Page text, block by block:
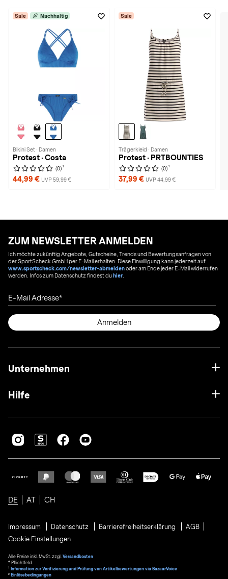
Sale Nachhaltig
Bikini Set · Damen
Protest · Costa
(0) 1
44,99 € UVP 59,99 €
Sale
Trägerkleid · Damen
Protest · PRTBOUNTIES
(0) 1
37,99 € UVP 44,99 €
ZUM NEWSLETTER ANMELDEN
Ich möchte zukünftig Angebote, Gutscheine, Trends und Bewertungsanfragen von
der SportScheck GmbH per E-Mail erhalten. Diese Einwilligung kann jederzeit auf
www.sportscheck.com/newsletter-abmeldenoder am Ende jeder E-Mail widerrufen
werden. Infos zum Datenschutz findest duhier
E-Mail Adresse
Anmelden
Unternehmen
Hilfe
DE AT CH
Impressum Datenschutz Barrierefreiheitserklärung
AGB
Cookie Einstellungen
Alle Preise inkl. MwSt. zzgl. Versandkosten
* Pflichtfeld
1
Information zur Verifizierung und Prüfung von Artikelbewertungen via BazaarVoice
² Einlösebedingungen